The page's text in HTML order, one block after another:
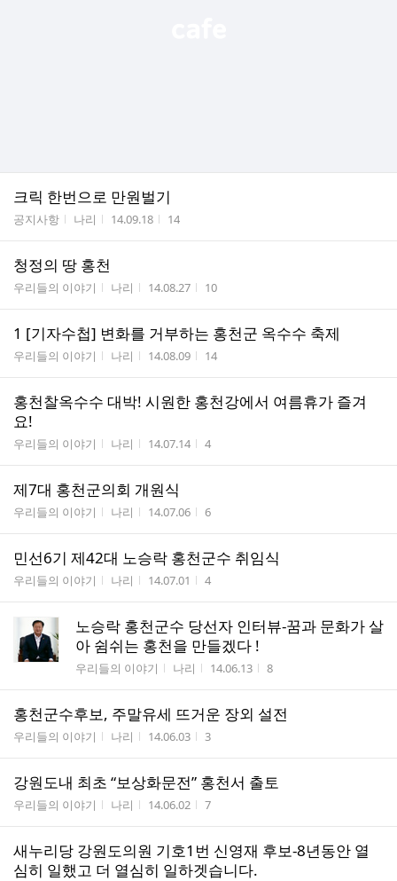
크릭 한번으로 만원벌기
게시판명
공지사항 작성자
나리 작성시간
14.09.18 조회수
14
청정의 땅 홍천
게시판명
우리들의 이야기 작성자
나리 작성시간
14.08.27 조회수
10
1 [기자수첩] 변화를 거부하는 홍천군 옥수수 축제
게시판명
우리들의 이야기 작성자
나리 작성시간
14.08.09 조회수
14
홍천찰옥수수 대박! 시원한 홍천강에서 여름휴가 즐겨
요!
게시판명
우리들의 이야기 작성자
나리 작성시간
14.07.14 조회수
4
제7대 홍천군의회 개원식
게시판명
우리들의 이야기 작성자
나리 작성시간
14.07.06 조회수
6
민선6기 제42대 노승락 홍천군수 취임식
게시판명
우리들의 이야기 작성자
나리 작성시간
14.07.01 조회수
4
노승락 홍천군수 당선자 인터뷰-꿈과 문화가 살
아 쉼쉬는 홍천을 만들겠다 !
게시판명
우리들의 이야기 작성자
나리 작성시간
14.06.13 조회수
8
홍천군수후보, 주말유세 뜨거운 장외 설전
게시판명
우리들의 이야기 작성자
나리 작성시간
14.06.03 조회수
3
강원도내 최초 “보상화문전” 홍천서 출토
게시판명
우리들의 이야기 작성자
나리 작성시간
14.06.02 조회수
7
새누리당 강원도의원 기호1번 신영재 후보-8년동안 열
심히 일했고 더 열심히 일하겟습니다.